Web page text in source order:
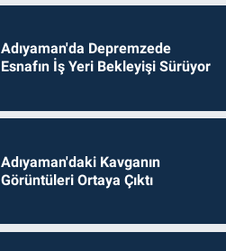
Adıyaman'da Depremzede
Esnafın İş Yeri Bekleyişi Sürüyor
Adıyaman'daki Kavganın
Görüntüleri Ortaya Çıktı